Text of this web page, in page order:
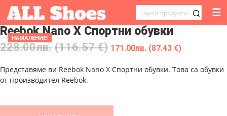
ТЪРСЕНЕ
ЗА:
☰
НАМАЛЕНИЕ!
Reebok Nano X Спортни обувки
228.00лв. (116.57 €) 171.00лв. (87.43 €)
Представяме ви Reebok Nano X Спортни обувки. Това са обувки
от производител Reebok.